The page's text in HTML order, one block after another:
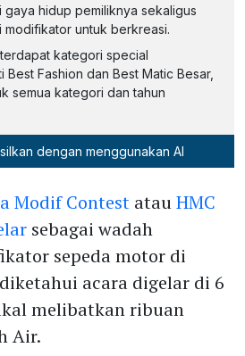
gaya hidup pemiliknya sekaligus
modifikator untuk berkreasi.
kategori special
Fashion dan Best Matic Besar,
semua kategori dan tahun
dengan menggunakan AI
Modif Contest atauHMC
sebagai wadah
sepeda motor di
acara digelar di 6
melibatkan ribuan
Air.